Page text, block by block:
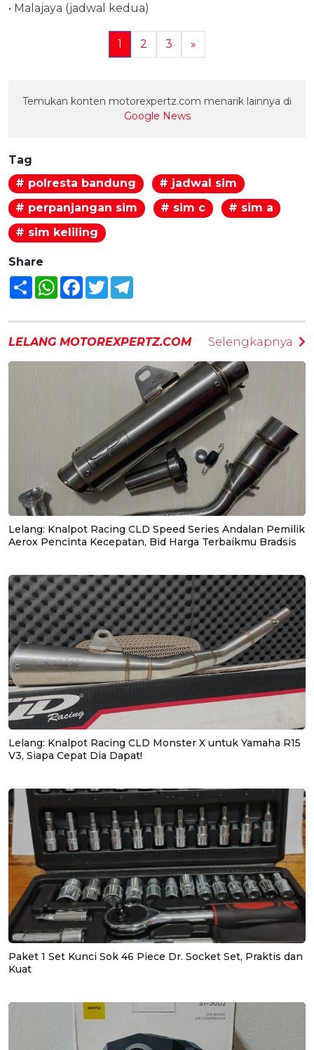
• Malajaya (jadwal kedua)
1 2 3 »
Temukan konten motorexpertz.com menarik lainnya di
Google News
Tag
# polresta bandung
# jadwal sim
# perpanjangan sim
# sim c
# sim a
# sim keliling
Share
Share WhatsAppFacebook
Twitter
LELANG MOTOREXPERTZ.COM Selengkapnya
Lelang: Knalpot Racing CLD Speed Series Andalan Pemilik
Aerox Pencinta Kecepatan, Bid Harga Terbaikmu Bradsis
Lelang: Knalpot Racing CLD Monster X untuk Yamaha R15
V3, Siapa Cepat Dia Dapat!
Paket 1 Set Kunci Sok 46 Piece Dr. Socket Set, Praktis dan
Kuat